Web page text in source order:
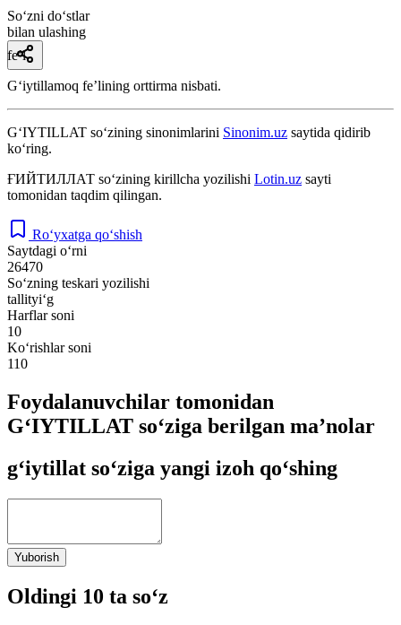
So‘zni do‘stlar
bilan ulashing
fe’l
Gʻiytillamoq feʼlining orttirma nisbati.
G‘IYTILLAT so‘zining sinonimlarini Sinonim.uz saytida qidirib
ko‘ring.
ҒИЙТИЛЛАТ so‘zining kirillcha yozilishi Lotin.uz sayti
tomonidan taqdim qilingan.
Ro‘yxatga qo‘shish
Saytdagi o‘rni
26470
So‘zning teskari yozilishi
tallityi‘g
Harflar soni
10
Ko‘rishlar soni
110
Foydalanuvchilar tomonidan
G‘IYTILLAT so‘ziga berilgan ma’nolar
g‘iytillat so‘ziga yangi izoh qo‘shing
Yuborish
Oldingi 10 ta so‘z